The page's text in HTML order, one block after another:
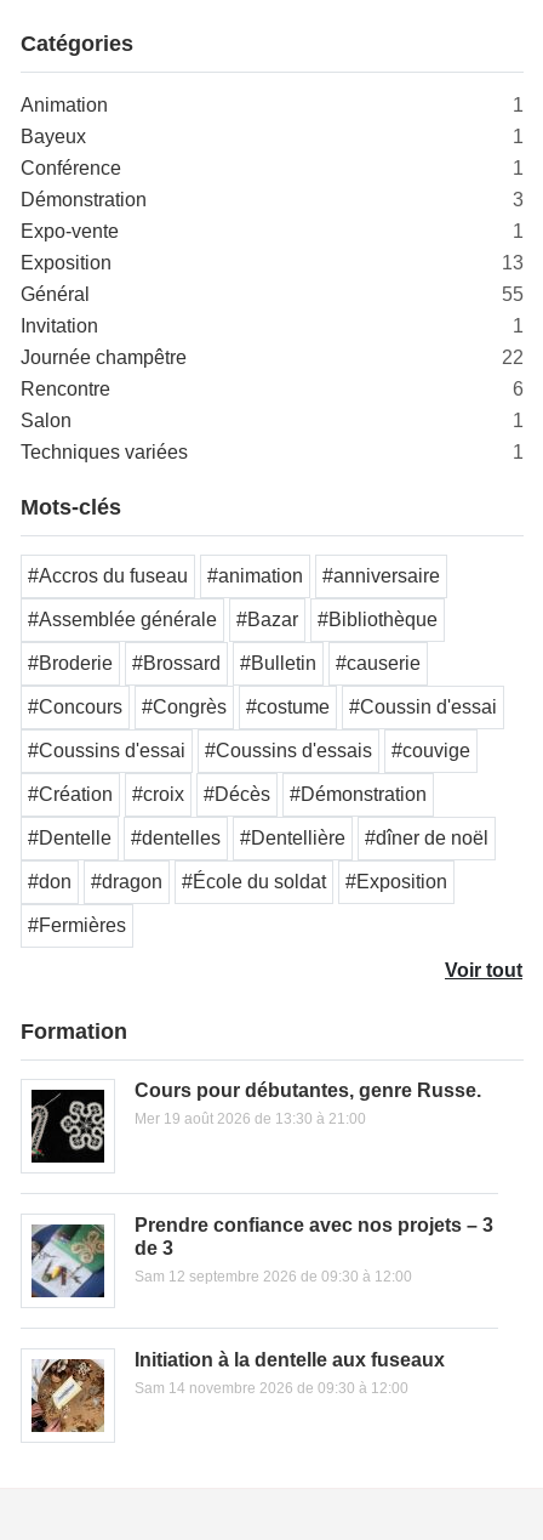
Catégories
Animation
1
Bayeux
1
Conférence
1
Démonstration
3
Expo-vente
1
Exposition
13
Général
55
Invitation
1
Journée champêtre
22
Rencontre
6
Salon
1
Techniques variées
1
Mots-clés
#Accros du fuseau #animation #anniversaire
#Assemblée générale #Bazar #Bibliothèque
#Broderie #Brossard #Bulletin #causerie
#Concours #Congrès #costume #Coussin d'essai
#Coussins d'essai #Coussins d'essais #couvige
#Création #croix #Décès #Démonstration
#Dentelle #dentelles #Dentellière #dîner de noël
#don #dragon #École du soldat #Exposition
#Fermières
Voir tout
Formation
Cours pour débutantes, genre Russe.
Mer 19 août 2026 de 13:30 à 21:00
Prendre confiance avec nos projets – 3
de 3
Sam 12 septembre 2026 de 09:30 à 12:00
Initiation à la dentelle aux fuseaux
Sam 14 novembre 2026 de 09:30 à 12:00